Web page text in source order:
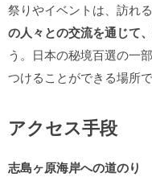
祭りやイベントは、訪れ
の人々との交流を通じて
う。日本の秘境百選の一
つけることができる場所で
アクセス手段
志島ヶ原海岸への道のり